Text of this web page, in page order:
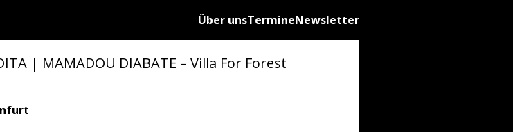
Über unsTermineNewsletter
| MAMADOU DIABATE – Villa For Forest